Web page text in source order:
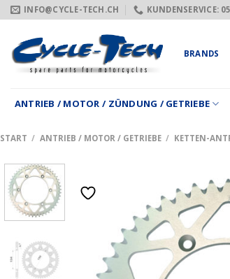
Zum
Inhalt
springen
INFO@CYCLE-TECH.CH KUNDENSERVICE:
BRANDS
ANTRIEB / MOTOR / ZÜNDUNG / GETRIEBE
START / ANTRIEB / MOTOR / GETRIEBE / KETTEN-